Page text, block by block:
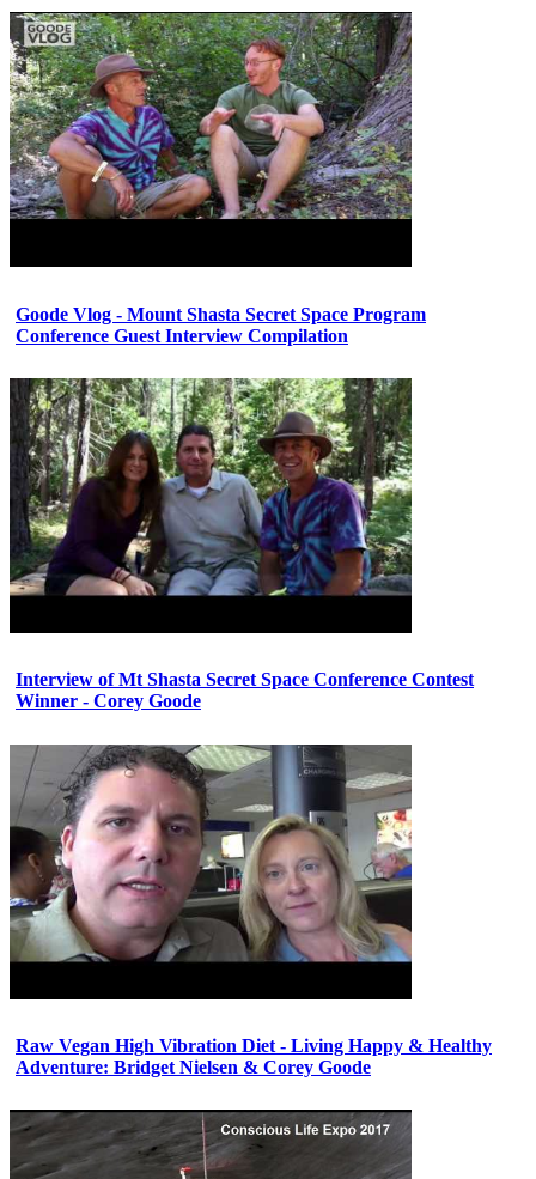
Goode Vlog - Mount Shasta Secret Space Program
Conference Guest Interview Compilation
Interview of Mt Shasta Secret Space Conference Contest
Winner - Corey Goode
Raw Vegan High Vibration Diet - Living Happy & Healthy
Adventure: Bridget Nielsen & Corey Goode